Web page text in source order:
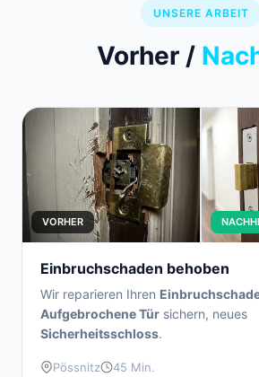
UNSERE ARBEIT
Vorher /
VORHER
Einbruchschaden behoben
Wir reparieren Ihren
Aufgebrochene Tür sichern, neues
Sicherheitsschloss.
Pössnitz 45 Min.